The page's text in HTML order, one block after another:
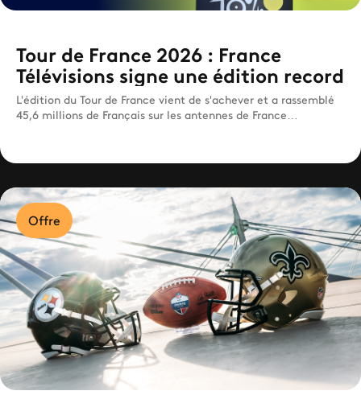
Tour de France 2026 : France
Télévisions signe une édition record
L'édition du Tour de France vient de s'achever et a rassemblé
45,6 millions de Français sur les antennes de France
Offre